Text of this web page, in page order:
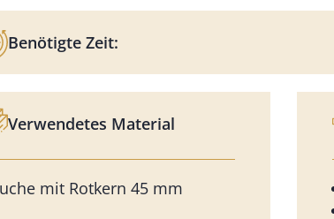
Benötigte Zeit:
Verwendetes Material
mit Rotkern 45 mm